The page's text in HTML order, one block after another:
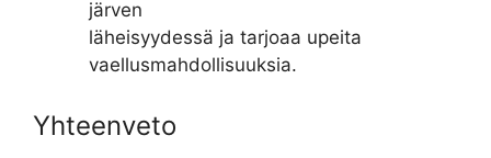
järven
läheisyydessä ja tarjoaa upeita
vaellusmahdollisuuksia.
Yhteenveto